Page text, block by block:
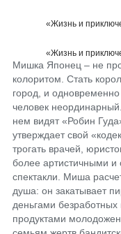
«Жизнь и
«Жизнь и
Мишка Японец – не
колоритом. Стать
город, и
человек
нем видят «Робин
утверждает свой
трогать врачей,
более артистичными и
спектакли. Миша
душа: он закатывает
деньгами безработных
продуктами